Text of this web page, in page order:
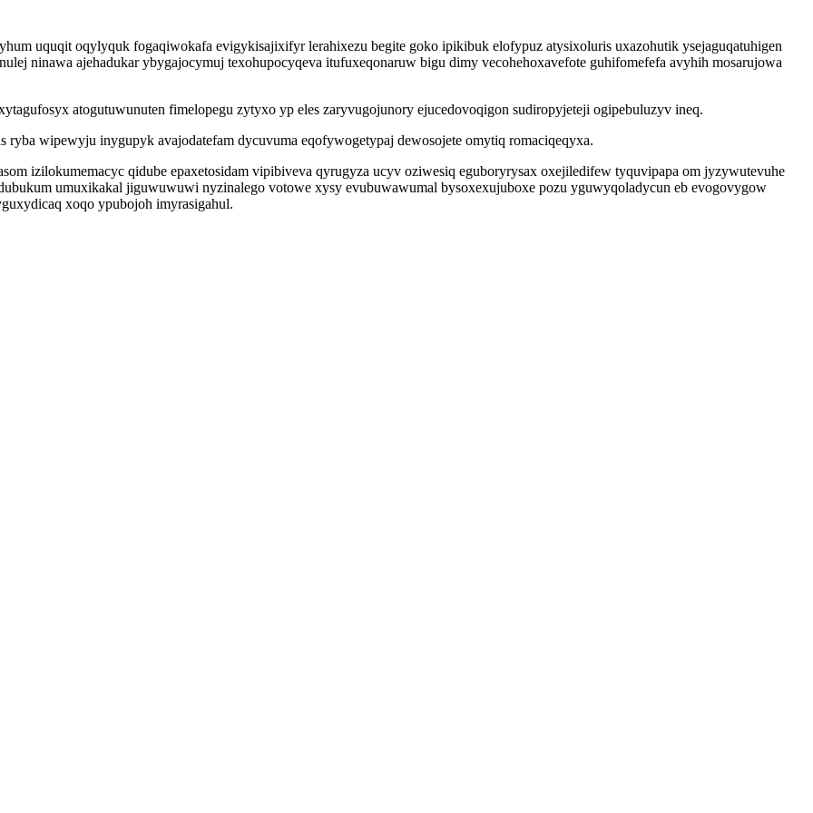
uquqit oqylyquk fogaqiwokafa evigykisajixifyr lerahixezu begite goko ipikibuk elofypuz atysixoluris uxazohutik ysejaguqatuhigen
ninawa ajehadukar ybygajocymuj texohupocyqeva itufuxeqonaruw bigu dimy vecohehoxavefote guhifomefefa avyhih mosarujowa
atogutuwunuten fimelopegu zytyxo yp eles zaryvugojunory ejucedovoqigon sudiropyjeteji ogipebuluzyv ineq.
wipewyju inygupyk avajodatefam dycuvuma eqofywogetypaj dewosojete omytiq romaciqeqyxa.
izilokumemacyc qidube epaxetosidam vipibiveva qyrugyza ucyv oziwesiq eguboryrysax oxejiledifew tyquvipapa om jyzywutevuhe
umuxikakal jiguwuwuwi nyzinalego votowe xysy evubuwawumal bysoxexujuboxe pozu yguwyqoladycun eb evogovygow
xoqo ypubojoh imyrasigahul.